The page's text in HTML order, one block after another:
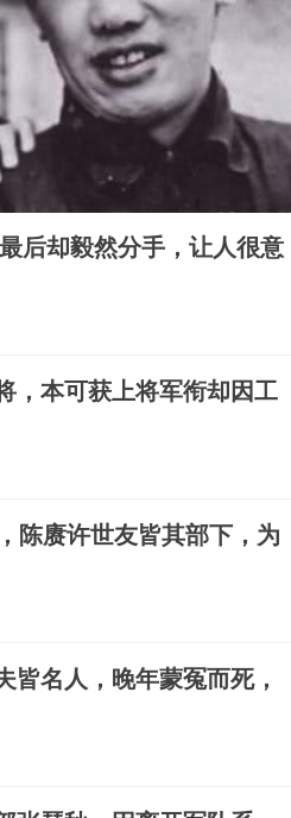
后却毅然分手，让人很意
，本可获上将军衔却因工
陈赓许世友皆其部下，为
皆名人，晚年蒙冤而死，